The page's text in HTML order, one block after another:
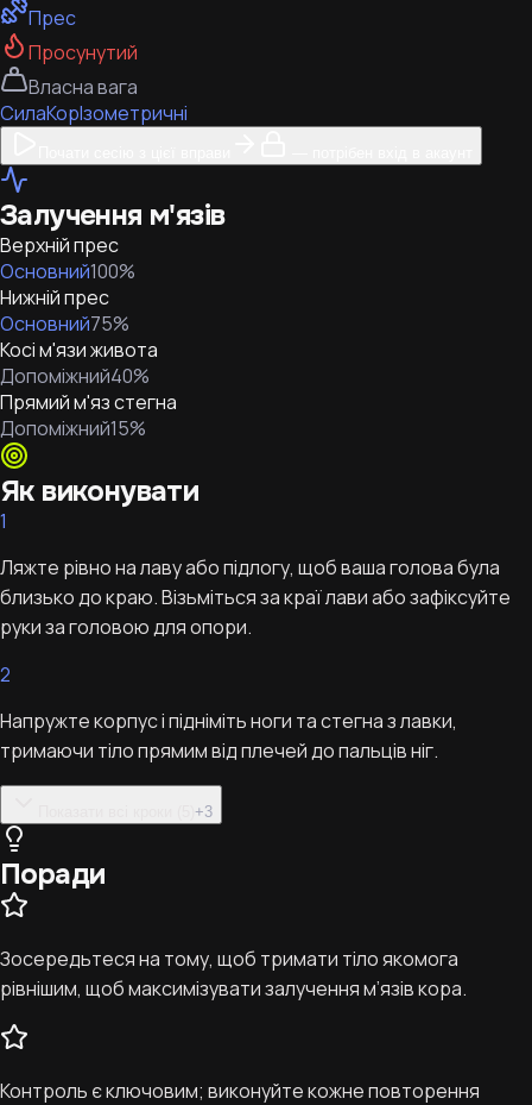
Прес
Просунутий
Власна вага
СилаКорІзометричні
Залучення м'язів
Верхній прес
Основний100%
Нижній прес
Основний75%
Косі м'язи живота
Допоміжний40%
Прямий м'яз стегна
Допоміжний15%
Як виконувати
1
Ляжте рівно на лаву або підлогу, щоб ваша голова була
близько до краю. Візьміться за краї лави або зафіксуйте
руки за головою для опори.
2
Напружте корпус і підніміть ноги та стегна з лавки,
тримаючи тіло прямим від плечей до пальців ніг.
+3
Поради
Зосередьтеся на тому, щоб тримати тіло якомога
рівнішим, щоб максимізувати залучення м’язів кора.
Контроль є ключовим; виконуйте кожне повторення